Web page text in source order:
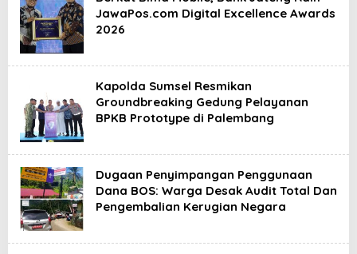
JawaPos.com Digital Excellence Awards
2026
Kapolda Sumsel Resmikan
Groundbreaking Gedung Pelayanan
BPKB Prototype di Palembang
Dugaan Penyimpangan Penggunaan
Dana BOS: Warga Desak Audit Total Dan
Pengembalian Kerugian Negara